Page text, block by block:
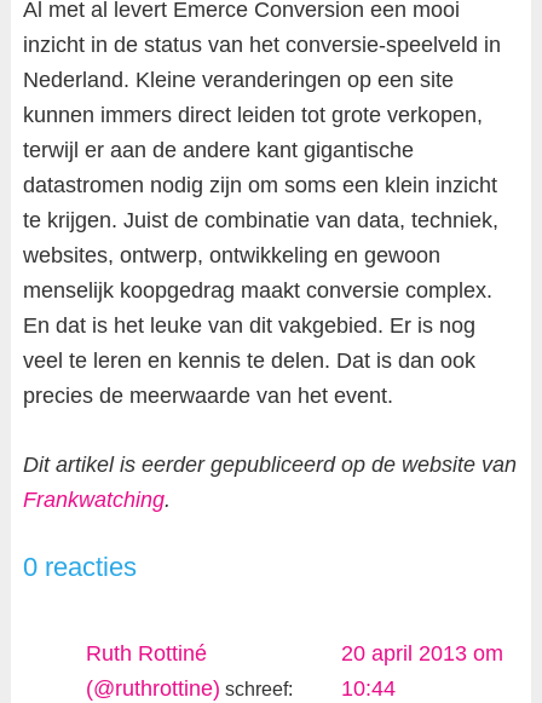
Al met al levert Emerce Conversion een mooi
inzicht in de status van het conversie-speelveld in
Nederland. Kleine veranderingen op een site
kunnen immers direct leiden tot grote verkopen,
terwijl er aan de andere kant gigantische
datastromen nodig zijn om soms een klein inzicht
te krijgen. Juist de combinatie van data, techniek,
websites, ontwerp, ontwikkeling en gewoon
menselijk koopgedrag maakt conversie complex.
En dat is het leuke van dit vakgebied. Er is nog
veel te leren en kennis te delen. Dat is dan ook
precies de meerwaarde van het event.
Dit artikel is eerder gepubliceerd op de website van
Frankwatching.
0 reacties
Ruth Rottiné
(@ruthrottine) schreef:
20 april 2013 om
10:44